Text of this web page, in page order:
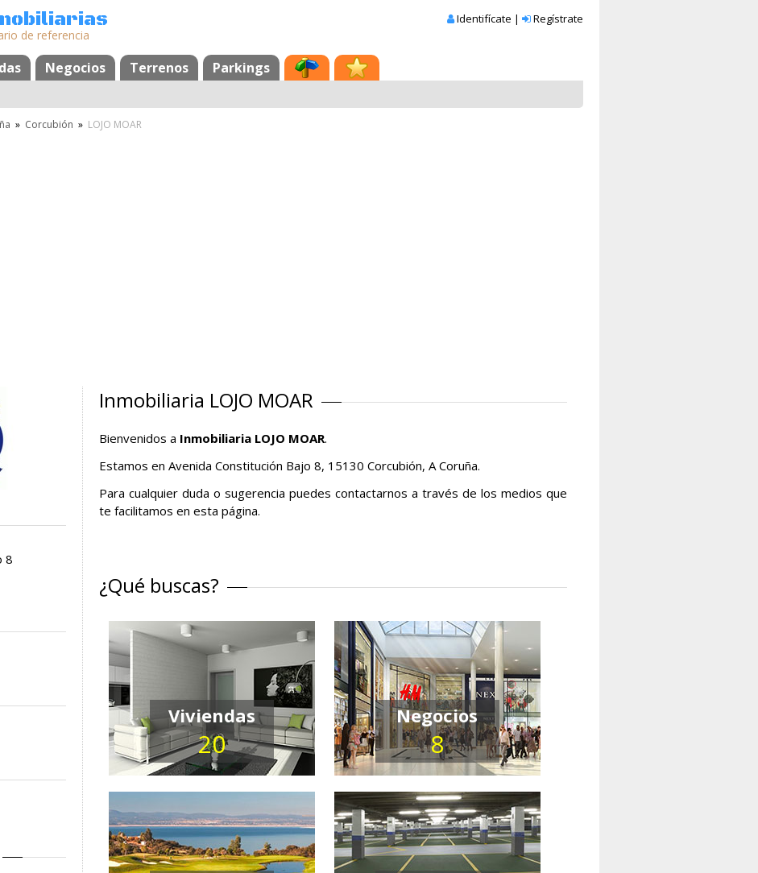
de referencia
Identifícate | Regístrate
Negocios Terrenos Parkings
» Corcubión » LOJO MOAR
8
Inmobiliaria LOJO MOAR
Bienvenidos a Inmobiliaria LOJO MOAR.
Estamos en Avenida Constitución Bajo 8, 15130 Corcubión, A Coruña.
Para cualquier duda o sugerencia puedes contactarnos a través de los medios que
te facilitamos en esta página.
¿Qué buscas?
Viviendas
20
Negocios
8